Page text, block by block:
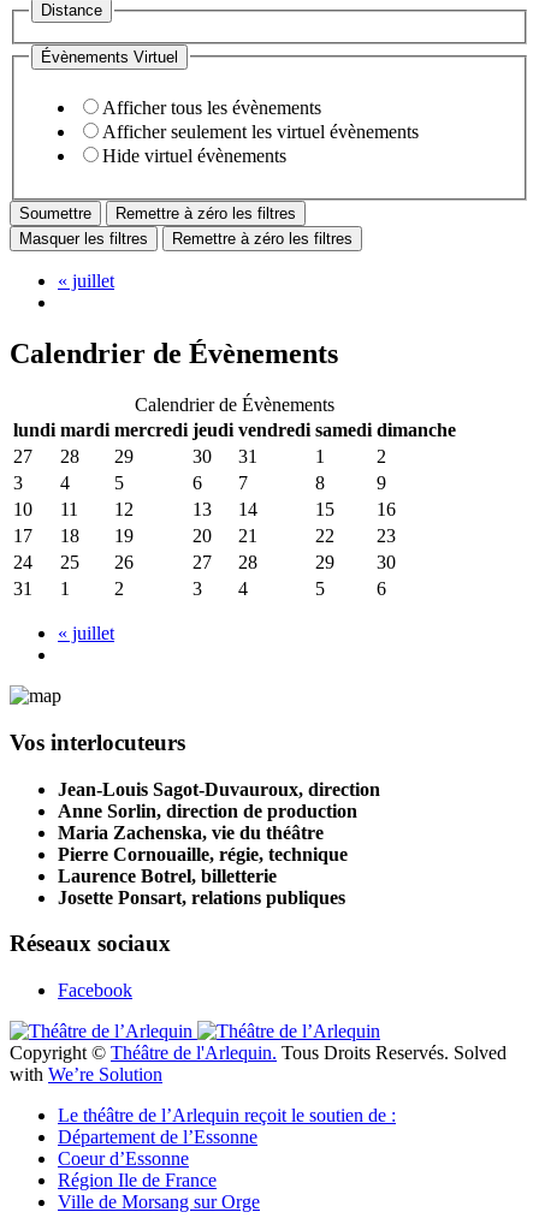
Distance
Évènements Virtuel
Afficher tous les évènements
Afficher seulement les virtuel évènements
Hide virtuel évènements
Remettre à zéro les filtres
Masquer les filtres
Remettre à zéro les filtres
« juillet
Calendrier de Évènements
Calendrier de Évènements
lundi mardi mercredi jeudi vendredi samedi dimanche
27
28 29 30 31 1
2
3
4 5 6 7 8
9
10
11 12 13 14 15
16
17
18 19 20 21 22
23
24
25 26 27 28 29
30
31
1 2 3 4 5 6
« juillet
Vos interlocuteurs
Jean-Louis Sagot-Duvauroux, direction
Anne Sorlin, direction de production
Maria Zachenska, vie du théâtre
Pierre Cornouaille, régie, technique
Laurence Botrel, billetterie
Josette Ponsart, relations publiques
Réseaux sociaux
Facebook
Copyright © Théâtre de l'Arlequin. Tous Droits Reservés. Solved
with We’re Solution
Le théâtre de l’Arlequin reçoit le soutien de :
Département de l’Essonne
Coeur d’Essonne
Région Ile de France
Ville de Morsang sur Orge